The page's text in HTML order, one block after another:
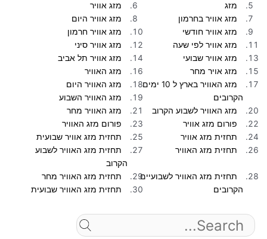
מזג
מזג אוויר
מזג אוויר בחרמון
מזג אוויר היום
מזג אוויר חודשי
מזג אוויר חרמון
מזג אוויר לפי שעה
מזג אוויר סיני
מזג אוויר שבועי
מזג אוויר תל אביב
מזג אויר מחר
מזג האוויר
מזג האוויר בארץ ל 10 ימים
הקרובים
מזג האוויר היום
מזג האוויר השבוע
מזג האוויר לשבוע הקרוב
מזג האוויר מחר
פורום מזג אוויר
פורום מזג האוויר
תחזית מזג אוויר
תחזית מזג אוויר שבועית
תחזית מזג האוויר
תחזית מזג האוויר לשבוע
הקרוב
תחזית מזג האוויר לשבועיים
הקרובים
תחזית מזג האוויר מחר
תחזית מזג האוויר שבועית
for: